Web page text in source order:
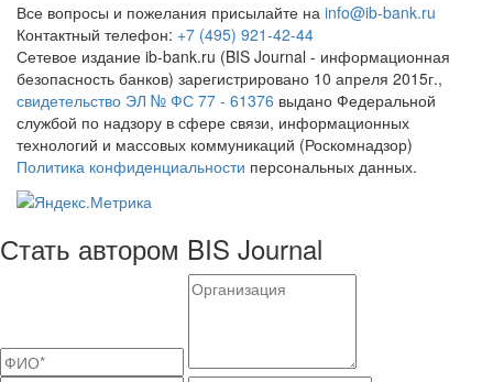
Все вопросы и пожелания присылайте на info@ib-bank.ru
Контактный телефон: +7 (495) 921-42-44
Сетевое издание ib-bank.ru (BIS Journal - информационная
безопасность банков) зарегистрировано 10 апреля 2015г.,
свидетельство ЭЛ № ФС 77 - 61376 выдано Федеральной
службой по надзору в сфере связи, информационных
технологий и массовых коммуникаций (Роскомнадзор)
Политика конфиденциальности персональных данных.
Стать автором BIS Journal